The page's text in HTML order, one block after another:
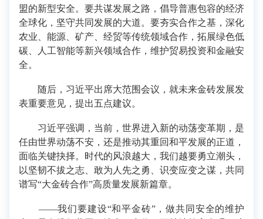
盟的新型安全。要共谋发展之路，倡导普惠包容的经济
全球化，坚守共同发展的大道。要夯实合作之基，深化
农业、能源、矿产、经贸等传统领域合作，拓展绿色低
碳、人工智能等新兴领域合作，维护贸易投资和金融安
全。
随后，习近平出席大范围会议，就未来金砖发展发
表重要意见，提出五点建议。
习近平强调，当前，世界进入新的动荡变革期，是
任由世界动荡不安，还是推动其重回和平发展的正道，
面临关键抉择。时代的风浪越大，我们越要勇立潮头，
以坚韧不拔之志、敢为人先之勇、识变应变之谋，共同
谱写“大金砖合作”高质量发展新篇章。
——我们要建设“和平金砖”，做共同安全的维护